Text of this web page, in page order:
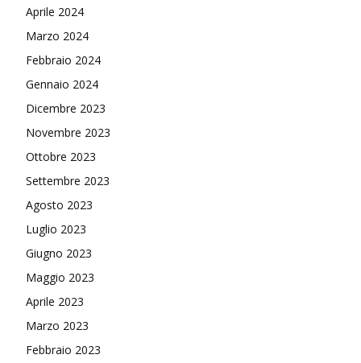
Aprile 2024
Marzo 2024
Febbraio 2024
Gennaio 2024
Dicembre 2023
Novembre 2023
Ottobre 2023
Settembre 2023
Agosto 2023
Luglio 2023
Giugno 2023
Maggio 2023
Aprile 2023
Marzo 2023
Febbraio 2023